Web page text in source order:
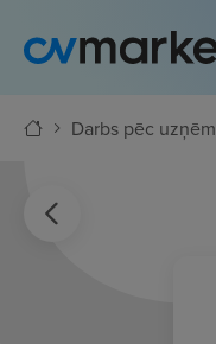
Darbs pēc